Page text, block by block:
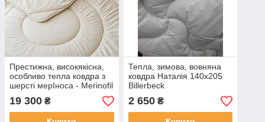
Престижна, високякісна,
особливо тепла ковдра з
шерсті мерІноса - Merinofil
Extra 220х200
19 300 ₴
Тепла, зимова, вовняна
ковдра Наталія 140х205
Billerbeck
2 650₴